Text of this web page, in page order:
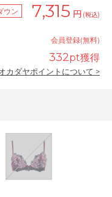
ウン 7,315 円 (税込)
会員登録(無料)
332pt獲得
カダヤポイントについて >